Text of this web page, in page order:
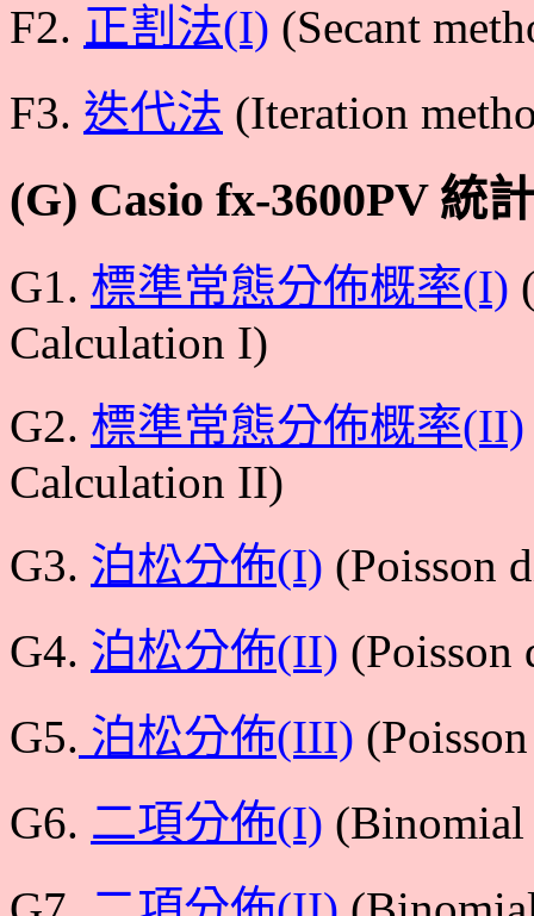
F2. 正割法(I) (Secant
F3. 迭代法 (Iteration
(G) Casio fx-3600PV 統
G1. 標準常態分佈概率(I)
Calculation I)
G2. 標準常態分佈概率(II)
Calculation II)
G3. 泊松分佈(I) (Poisson
G4. 泊松分佈(II)
G5. 泊松分佈(III)
G6. 二項分佈(I)